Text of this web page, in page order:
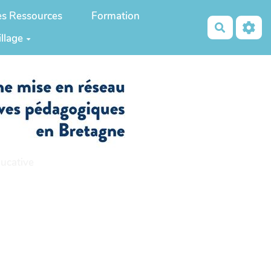
Ressources
Formation